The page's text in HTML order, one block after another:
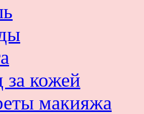
за кожей
макияжа